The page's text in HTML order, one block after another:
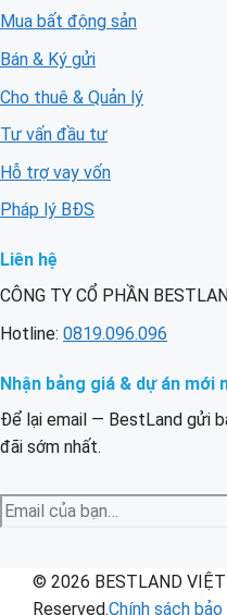
Mua bất động sản
Bán & Ký gửi
Cho thuê & Quản lý
Tư vấn đầu tư
Hỗ trợ vay vốn
Pháp lý BĐS
Liên hệ
CÔNG TY CỔ PHẦN
Hotline: 0819.096.096
Nhận bảng giá & dự án mới
Để lại email — BestLand gửi
đãi sớm nhất.
Email
của
© 2026 BESTLAND
Reserved.Chính sách